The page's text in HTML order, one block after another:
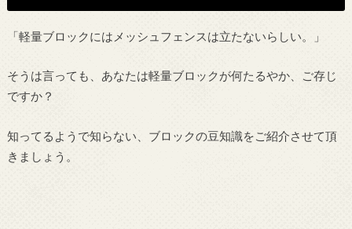
「軽量ブロックにはメッシュフェンスは立たないらしい。」
そうは言っても、あなたは軽量ブロックが何たるやか、ご存じ
ですか？
知ってるようで知らない、ブロックの豆知識をご紹介させて頂
きましょう。